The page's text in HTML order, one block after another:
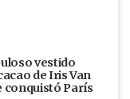
vestido
de Iris Van
conquistó París